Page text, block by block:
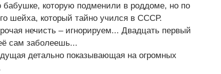
которую подменили в роддоме, но по
шейха, который тайно учился в СССР.
нечисть – игнорируем... Двадцать первый
сам заболеешь...
детально показывающая на огромных